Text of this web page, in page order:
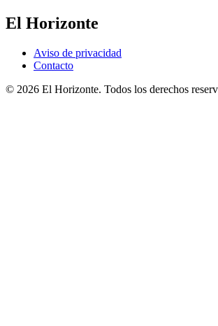
El Horizonte
Aviso de privacidad
Contacto
© 2026 El Horizonte. Todos los derechos